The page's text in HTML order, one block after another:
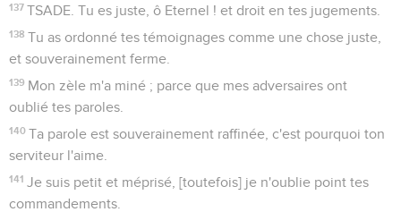
137 TSADE. Tu es juste, ô Eternel ! et droit en tes jugements.
138 Tu as ordonné tes témoignages comme une chose juste,
et souverainement ferme.
139 Mon zèle m'a miné ; parce que mes adversaires ont
oublié tes paroles.
140 Ta parole est souverainement raffinée, c'est pourquoi ton
serviteur l'aime.
141 Je suis petit et méprisé, [toutefois] je n'oublie point tes
commandements.